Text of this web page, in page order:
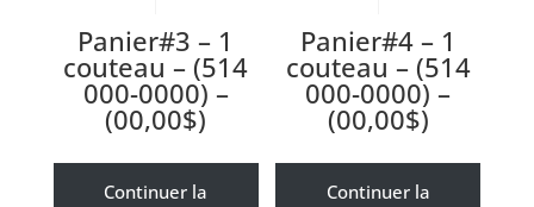
Panier#3 – 1
couteau – (514
000-0000) –
(00,00$)
Continuer la
Panier#4 – 1
couteau – (514
000-0000) –
(00,00$)
Continuer la